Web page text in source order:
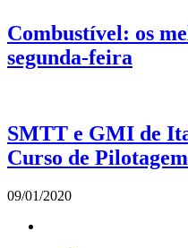
Combustível: os
segunda-feira
SMTT e GMI de
Curso de
09/01/2020